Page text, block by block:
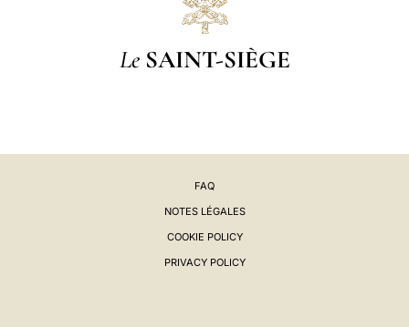
Le SAINT-SIÈGE
FAQ
NOTES LÉGALES
COOKIE POLICY
PRIVACY POLICY